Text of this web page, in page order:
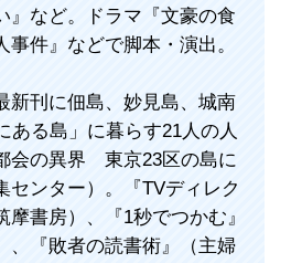
』など。ドラマ『文豪の食
件』などで脚本・演出。
新刊に佃島、妙見島、城南
ある島」に暮らす21人の人
会の異界 東京23区の島に
センター）。『TVディレク
摩書房）、『1秒でつかむ』
、『敗者の読書術』（主婦